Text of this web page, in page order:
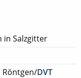
in Salzgitter
Röntgen/DVT